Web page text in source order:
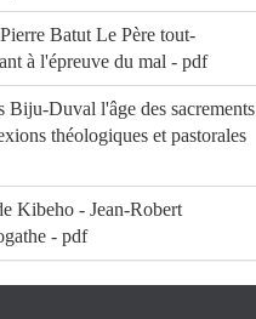
Batut Le Père tout-
à l'épreuve du mal - pdf
Biju-Duval l'âge des sacrements
théologiques et pastorales
Kibeho - Jean-Robert
- pdf